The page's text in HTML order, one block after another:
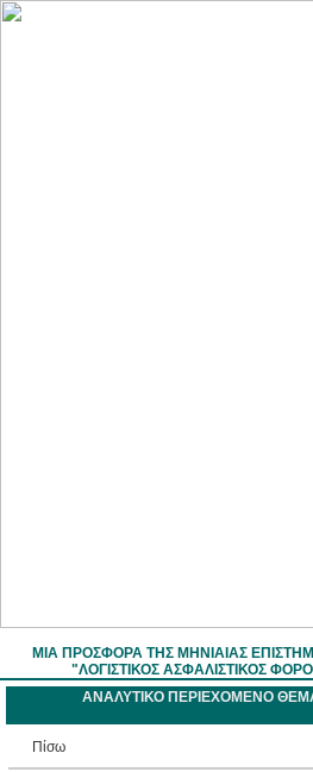
ΜΙΑ ΠΡΟΣΦΟΡΑ ΤΗΣ ΜΗΝΙΑΙΑΣ
"ΛΟΓΙΣΤΙΚΟΣ ΑΣΦΑΛΙΣΤΙΚΟΣ
ΑΝΑΛΥΤΙΚΟ ΠΕΡΙΕΧΟΜΕΝΟ
Πίσω